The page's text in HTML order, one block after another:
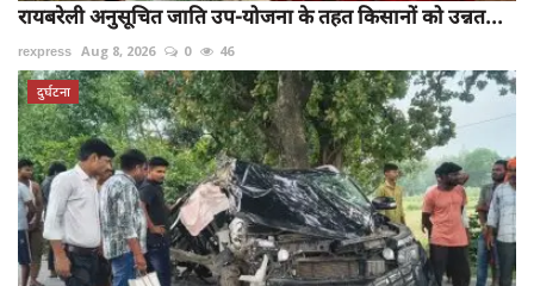
रायबरेली अनुसूचित जाति उप-योजना के तहत किसानों को उन्नत...
rexpress Aug 8, 2026 0 46
दुर्घटना